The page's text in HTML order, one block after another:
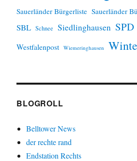
Sauerländer Bürgerliste Sauerländer
SBL Schnee Siedlinghausen SPD
Westfalenpost Wiemeringhausen
BLOGROLL
Belltower News
der rechte rand
Endstation Rechts